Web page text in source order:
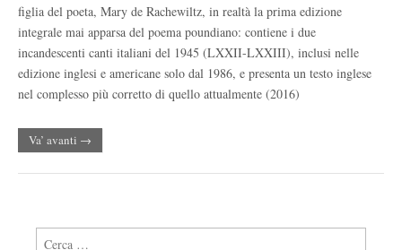
figlia del poeta, Mary de Rachewiltz, in realtà la prima edizione
integrale mai apparsa del poema poundiano: contiene i due
incandescenti canti italiani del 1945 (LXXII-LXXIII), inclusi nelle
edizione inglesi e americane solo dal 1986, e presenta un testo inglese
nel complesso più corretto di quello attualmente (2016)
Va’ avanti →
Ricerca per: